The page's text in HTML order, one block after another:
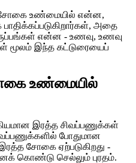
சோகை உண்மையில் என்ன,
அதை
என்ன - உணவு, உணவு
மூலம் இந்த கட்டுரையைப்
உண்மையில்
இரத்த சிவப்பணுக்கள்
போதுமான
சோகை ஏற்படுகிறது -
கொண்டு செல்லும் புரதம்.